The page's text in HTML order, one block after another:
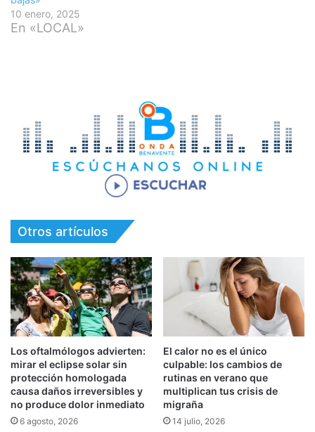
10 enero, 2025
En «LOCAL»
Otros artículos
Los oftalmólogos advierten:
mirar el eclipse solar sin
protección homologada
causa daños irreversibles y
no produce dolor inmediato
6 agosto, 2026
El calor no es el único
culpable: los cambios de
rutinas en verano que
multiplican tus crisis de
migraña
14 julio, 2026